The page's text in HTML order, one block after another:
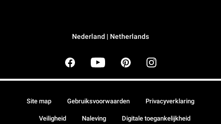
Nederland | Netherlands
Site map Gebruiksvoorwaarden Privacyverklaring
Veiligheid Naleving Digitale toegankelijkheid